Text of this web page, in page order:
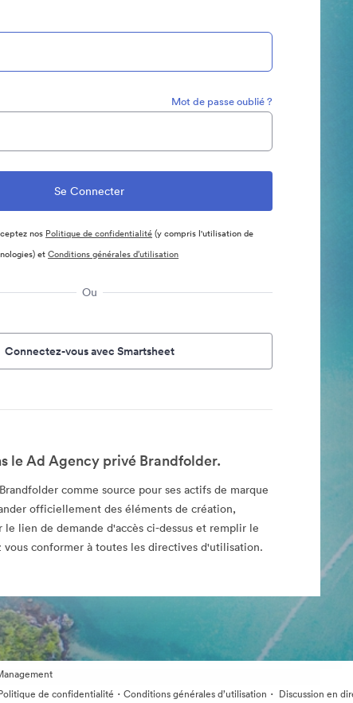
Mot de passe oublié ?
nos Politique de confidentialité(y compris l'utilisation de
etConditions générales d’utilisation
Ou
Connectez-vous avec Smartsheet
le Ad Agency privé Brandfolder.
comme source pour ses actifs de marque
officiellement des éléments de création,
lien de demande d'accès ci-dessus et remplir le
conformer à toutes les directives d'utilisation.
de confidentialité · Conditions générales d’utilisation · Discussion en